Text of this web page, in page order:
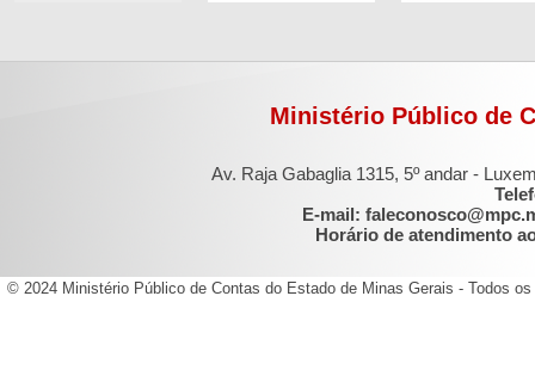
Ministério Público de
Av. Raja Gabaglia 1315, 5º andar -
E-mail:
Horário de atendimento
© 2024 Ministério Público de Contas do Estado de Minas Gerais - Todos